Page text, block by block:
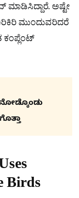
ಮಾಡಿಸಿದ್ದಾರೆ. ಅಷ್ಟೇ
ಮುಂದುವರಿದರೆ
ಕಂಪ್ಲೆಂಟ್
Birds